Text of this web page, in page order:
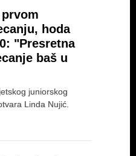
dobili smo i
hoda
"Presretna
baš u
juniorskog
Linda Nujić.